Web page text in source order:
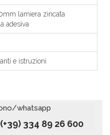
lamiera zincata
adesiva
e istruzioni
whatsapp
(+39) 334 89 26 600